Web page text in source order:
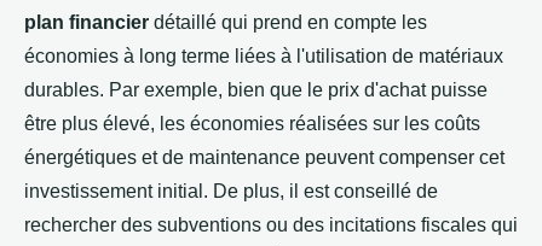
plan financier détaillé qui prend en compte les
économies à long terme liées à l'utilisation de matériaux
durables. Par exemple, bien que le prix d'achat puisse
être plus élevé, les économies réalisées sur les coûts
énergétiques et de maintenance peuvent compenser cet
investissement initial. De plus, il est conseillé de
rechercher des subventions ou des incitations fiscales qui